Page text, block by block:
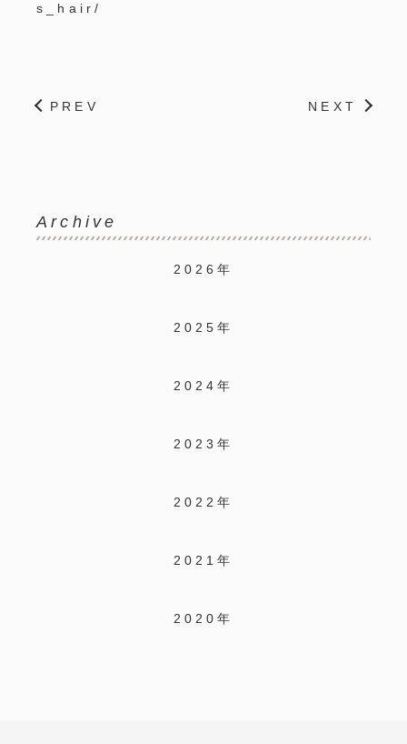
s_hair/
PREV NEXT
Archive
2026年
2025年
2024年
2023年
2022年
2021年
2020年